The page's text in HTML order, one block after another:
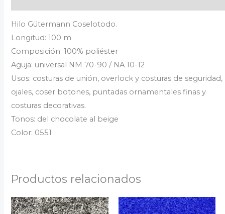
Hilo Gütermann Coselotodo.
Longitud: 100 m
Composición: 100% poliéster
Aguja: universal NM 70-90 / NA 10-12
Usos: costuras de unión, overlock y costuras de seguridad,
ojales, coser botones, puntadas ornamentales finas y
costuras decorativas.
Tonos: del chocolate al beige
Color: 0551
Productos relacionados